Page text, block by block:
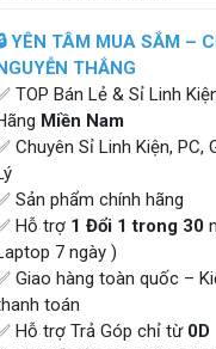
YÊN TÂM MUA SẮM –
THẮNG
TOP Bán Lẻ & Sỉ Linh
Miền Nam
Chuyên Sỉ Linh Kiện, PC,
Sản phẩm chính hãng
Hỗ trợ 1 Đổi 1 trong 30
7 ngày )
Giao hàng toàn quốc –
toán
Hỗ trợ Trả Góp chỉ từ 0D